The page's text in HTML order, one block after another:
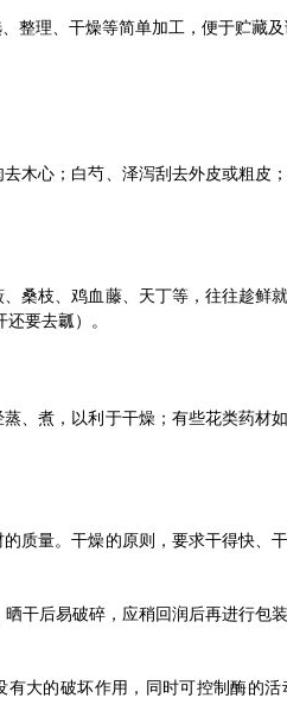
理、干燥等简单加工，便于贮藏
木心；白芍、泽泻刮去外皮或粗皮
桑枝、鸡血藤、天丁等，往往趁鲜
要去瓤）。
、煮，以利于干燥；有些花类药材
质量。干燥的原则，要求干得快、
干后易破碎，应稍回润后再进行包
大的破坏作用，同时可控制酶的